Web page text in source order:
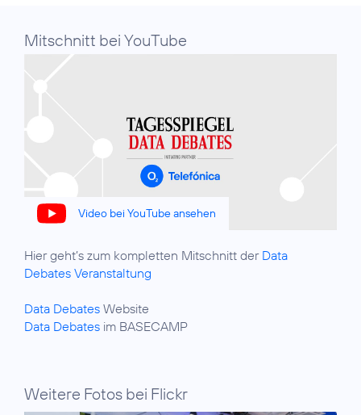
Mitschnitt bei YouTube
Video bei YouTube ansehen
Hier geht’s zum kompletten Mitschnitt der Data
Debates Veranstaltung
Data Debates
Data Debates im BASECAMP
Weitere Fotos bei Flickr